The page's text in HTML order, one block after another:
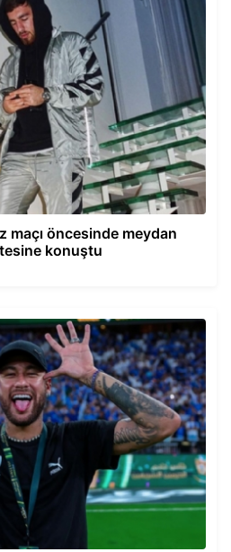
maçı öncesinde meydan
konuştu